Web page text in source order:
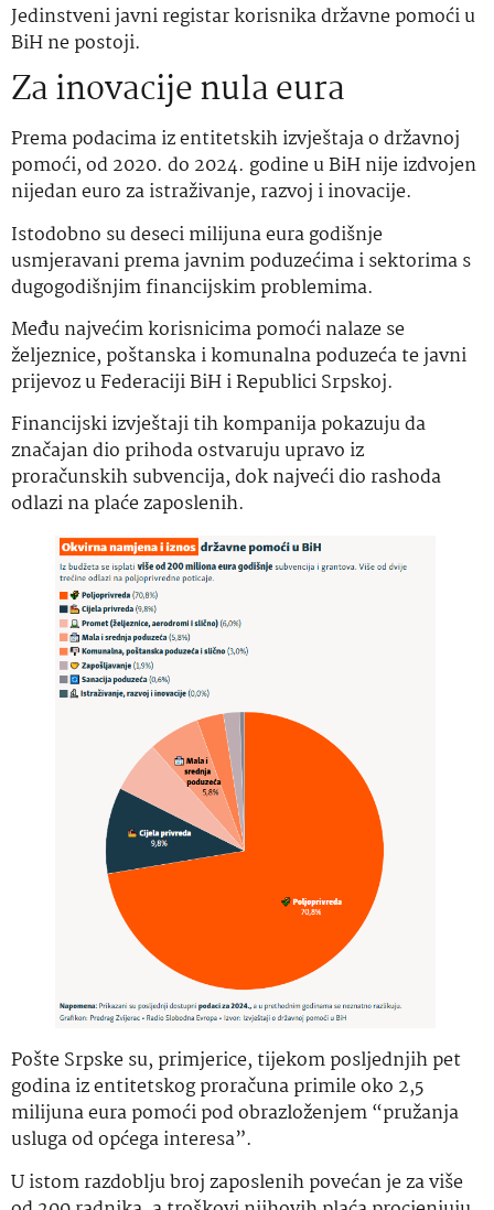
Jedinstveni javni registar korisnika državne pomoći u
BiH ne postoji.
Za inovacije nula eura
Prema podacima iz entitetskih izvještaja o državnoj
pomoći, od 2020. do 2024. godine u BiH nije izdvojen
nijedan euro za istraživanje, razvoj i inovacije.
Istodobno su deseci milijuna eura godišnje
usmjeravani prema javnim poduzećima i sektorima s
dugogodišnjim financijskim problemima.
Među najvećim korisnicima pomoći nalaze se
željeznice, poštanska i komunalna poduzeća te javni
prijevoz u Federaciji BiH i Republici Srpskoj.
Financijski izvještaji tih kompanija pokazuju da
značajan dio prihoda ostvaruju upravo iz
proračunskih subvencija, dok najveći dio rashoda
odlazi na plaće zaposlenih.
Pošte Srpske su, primjerice, tijekom posljednjih pet
godina iz entitetskog proračuna primile oko 2,5
milijuna eura pomoći pod obrazloženjem “pružanja
usluga od općega interesa”.
U istom razdoblju broj zaposlenih povećan je za više